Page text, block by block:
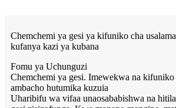
Chemchemi ya gesi ya kifuniko cha
kufanya kazi ya kubana
Fomu ya Uchunguzi
Chemchemi ya gesi. Imewekwa na kifuniko
ambacho hutumika kuzuia
Uharibifu wa vifaa unaosababishwa na